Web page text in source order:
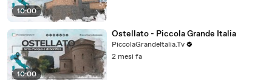
10:00
10:00
Ostellato - Piccola Grande Italia
PiccolaGrandeItalia.Tv
2 mesi fa